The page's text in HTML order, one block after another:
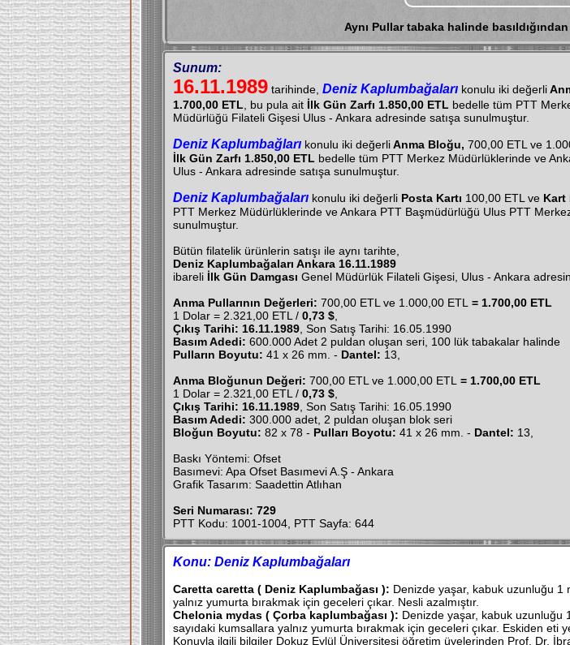
Aynı Pullar tabaka halinde
Sunum:
16.11.1989 tarihinde, Deniz Kaplumbağaları konulu iki değerli
1.700,00 ETL , bu pula ait İlk Gün Zarfı 1.850,00 ETL bedelle tüm PTT
Müdürlüğü Filateli Gişesi Ulus - Ankara adresinde satışa sunulmuştur.
Deniz Kaplumbağları konulu iki değerliAnma Bloğu, 700,00 ETL ve
İlk Gün Zarfı 1.850,00 ETL bedelle tüm PTT Merkez Müdürlüklerinde ve
Ulus - Ankara adresinde satışa sunulmuştur.
Deniz Kaplumbağaları konulu iki değerli Posta Kartı 100,00 ETL ve Kart
PTT Merkez Müdürlüklerinde ve Ankara PTT Başmüdürlüğü Ulus PTT
sunulmuştur.
Bütün filatelik ürünlerin satışı ile aynı tarihte,
Deniz Kaplumbağaları Ankara 16.11.1989
ibareli İlk Gün Damgası Genel Müdürlük Filateli Gişesi, Ulus - Ankara
Anma Pullarının Değerleri: 700,00 ETL ve 1.000,00 ETL = 1.700,00 ETL
1 Dolar = 2.321,00 ETL / 0,73 $
Çıkış Tarihi: 16.11.1989 , Son Satış Tarihi: 16.05.1990
Basım Adedi: 600.000 Adet 2 puldan oluşan seri, 100 lük tabakalar halinde
Pulların Boyutu: 41 x 26 mm. - Dantel: 13,
Anma Bloğunun Değeri: 700,00 ETL ve 1.000,00 ETL = 1.700,00 ETL
1 Dolar = 2.321,00 ETL / 0,73 $
Çıkış Tarihi: 16.11.1989 , Son Satış Tarihi: 16.05.1990
Basım Adedi: 300.000 adet, 2 puldan oluşan blok seri
Bloğun Boyutu: 82 x 78 - Pulları Boyotu: 41 x 26 mm. - Dantel: 13,
Baskı Yöntemi: Ofset
Basımevi: Apa Ofset Basımevi A.Ş - Ankara
Grafik Tasarım: Saadettin Atlıhan
Seri Numarası: 729
PTT Kodu: 1001-1004, PTT Sayfa: 644
Konu: Deniz Kaplumbağaları
Caretta caretta ( Deniz Kaplumbağası ): Denizde yaşar, kabuk uzunluğu 1
yalnız yumurta bırakmak için geceleri çıkar. Nesli azalmıştır.
Chelonia mydas ( Çorba kaplumbağası ): Denizde yaşar, kabuk uzunluğu
sayıdaki kumsallara yalnız yumurta bırakmak için geceleri çıkar. Eskiden eti
Konuyla ilgili bilgiler Dokuz Eylül Üniversitesi öğretim üyelerinden Prof. Dr.